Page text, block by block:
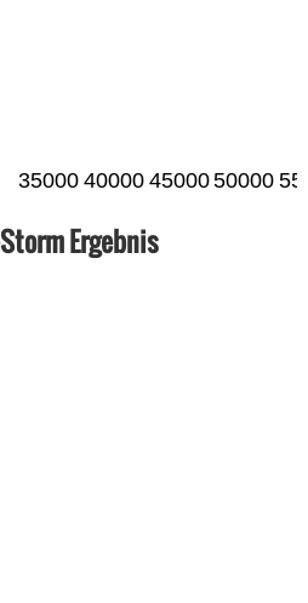
35000 40000 4500050000
Ergebnis